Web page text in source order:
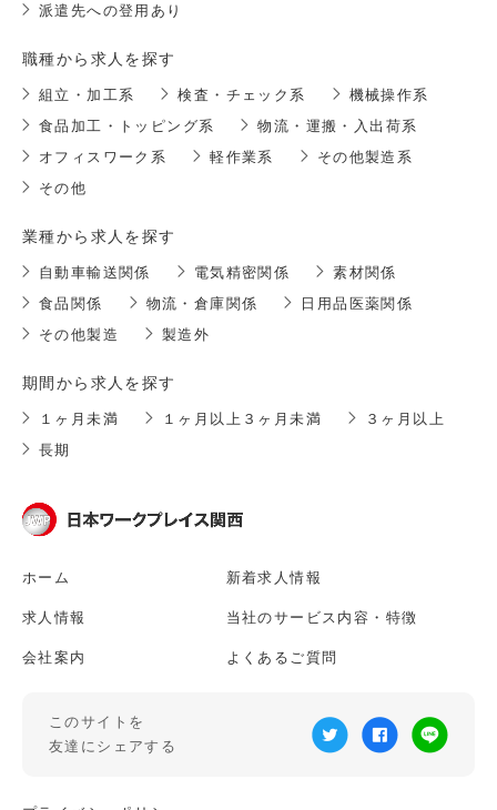
ホーム 新着求人情報
求人情報 当社のサービス内容・特徴
会社案内 よくあるご質問
このサイトを
友達にシェアする
派遣先への登用あり
職種から求人を探す
組立・加工系 検査・チェック系
機械操作系
食品加工・トッピング系
物流・運搬・入出荷系
オフィスワーク系
軽作業系
その他製造系
その他
業種から求人を探す
自動車輸送関係 電気精密関係
素材関係
食品関係
物流・倉庫関係
日用品医薬関係
その他製造
製造外
期間から求人を探す
１ヶ月未満 １ヶ月以上３ヶ月未満
３ヶ月以上
長期